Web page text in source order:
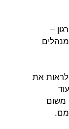
–
את
משום